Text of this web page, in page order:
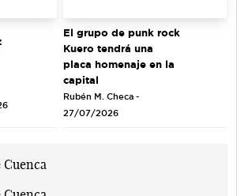
El grupo de punk rock
Kuero tendrá una
placa homenaje en la
capital
Rubén M. Checa -
27/07/2026